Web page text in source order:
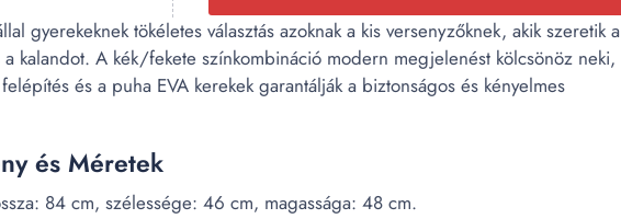
gyerekeknek tökéletes választás azoknak a kis versenyzőknek, akik szeretik a
a kalandot. A kék/fekete színkombináció modern megjelenést kölcsönöz neki,
és a puha EVA kerekek garantálják a biztonságos és kényelmes
és Méretek
84 cm, szélessége: 46 cm, magassága: 48 cm.